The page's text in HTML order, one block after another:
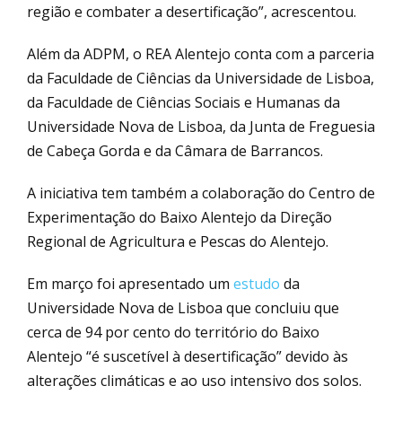
região e combater a desertificação”, acrescentou.
Além da ADPM, o REA Alentejo conta com a parceria
da Faculdade de Ciências da Universidade de Lisboa,
da Faculdade de Ciências Sociais e Humanas da
Universidade Nova de Lisboa, da Junta de Freguesia
de Cabeça Gorda e da Câmara de Barrancos.
A iniciativa tem também a colaboração do Centro de
Experimentação do Baixo Alentejo da Direção
Regional de Agricultura e Pescas do Alentejo.
Em março foi apresentado um estudo da
Universidade Nova de Lisboa que concluiu que
cerca de 94 por cento do território do Baixo
Alentejo “é suscetível à desertificação” devido às
alterações climáticas e ao uso intensivo dos solos.